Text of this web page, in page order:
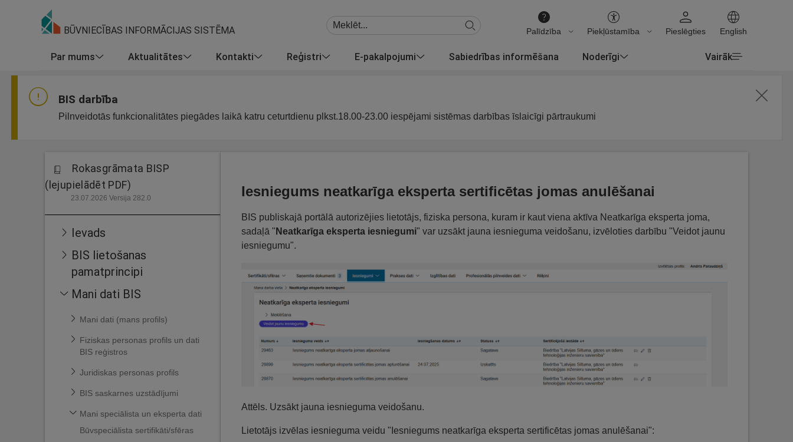
BŪVNIECĪBAS INFORMĀCIJAS SISTĒMA Palīdzība Piekļūstamība Pieslēgties English
Par mums Aktualitātes Kontakti Reģistri E-pakalpojumi Sabiedrības informēšana Noderīgi Vairāk
BIS darbība
Pilnveidotās funkcionalitātes piegādes laikā katru ceturtdienu plkst.18.00-23.00 iespējami sistēmas darbības īslaicīgi pārtraukumi
Rokasgrāmata BISP
(lejupielādēt PDF)
23.07.2026 Versija 282.0
Ievads
BIS lietošanas
pamatprincipi
Mani dati BIS
Mani dati (mans profils)
Fiziskas personas profils un dati
BIS reģistros
Juridiskas personas profils
BIS saskarnes uzstādījumi
Mani speciālista un eksperta dati
Būvspeciālista sertifikāti/sfēras
Iesniegums neatkarīga eksperta sertificētas jomas anulēšanai
BIS publiskajā portālā autorizējies lietotājs, fiziska persona, kuram ir kaut viena aktīva Neatkarīga eksperta joma,
sadaļā " Neatkarīga eksperta iesniegumi" var uzsākt jauna iesnieguma veidošanu, izvēloties darbību "Veidot jaunu
iesniegumu".
Attēls. Uzsākt jauna iesnieguma veidošanu.
Lietotājs izvēlas iesnieguma veidu "Iesniegums neatkarīga eksperta sertificētas jomas anulēšanai":